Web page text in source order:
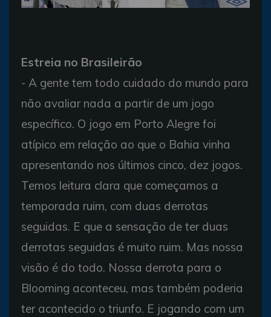
Estreia no Brasileirão
- A gente tem todo cuidado do mundo para
não avaliar nada a partir de um jogo
específico. O jogo em Porto Alegre foi
atípico em relação ao que o Bahia vinha
apresentando nos últimos cinco, dez jogos.
Temos leitura clara que começamos a
temporada ruim, com duas derrotas
seguidas. E que a sensação de ter duas
derrotas seguidas é muito ruim. Mas nossa
visão é do todo. Nossa derrota para o
Blooming aconteceu, mas também poderia
ter acontecido o triunfo. E jogando com um